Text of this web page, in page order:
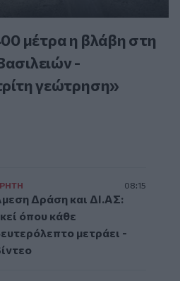
μέτρα η βλάβη στη
-
γεώτρηση»
08:15
Δράση και ΔΙ.ΑΣ:
όπου κάθε
μετράει -